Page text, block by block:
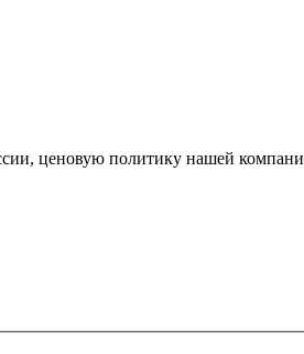
ценовую политику нашей